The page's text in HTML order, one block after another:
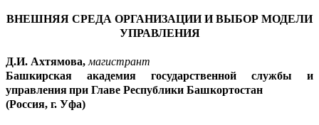
ВНЕШНЯЯ СРЕДА ОРГАНИЗАЦИИ И ВЫБОР МОДЕЛИ
УПРАВЛЕНИЯ
Д.И. Ахтямова, магистрант
Башкирская академия государственной службы и
управленияпри Главе Республики Башкортостан
(Россия, г. Уфа)